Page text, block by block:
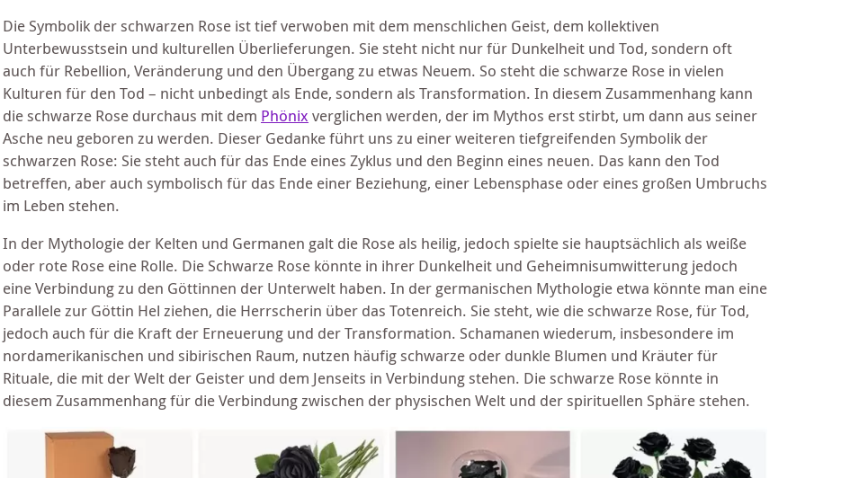
Die Symbolik der schwarzen Rose ist tief verwoben mit dem menschlichen Geist, dem kollektiven
Unterbewusstsein und kulturellen Überlieferungen. Sie steht nicht nur für Dunkelheit und Tod, sondern oft
auch für Rebellion, Veränderung und den Übergang zu etwas Neuem. So steht die schwarze Rose in vielen
Kulturen für den Tod – nicht unbedingt als Ende, sondern als Transformation. In diesem Zusammenhang kann
die schwarze Rose durchaus mit dem Phönix verglichen werden, der im Mythos erst stirbt, um dann aus seiner
Asche neu geboren zu werden. Dieser Gedanke führt uns zu einer weiteren tiefgreifenden Symbolik der
schwarzen Rose: Sie steht auch für das Ende eines Zyklus und den Beginn eines neuen. Das kann den Tod
betreffen, aber auch symbolisch für das Ende einer Beziehung, einer Lebensphase oder eines großen Umbruchs
im Leben stehen.
In der Mythologie der Kelten und Germanen galt die Rose als heilig, jedoch spielte sie hauptsächlich als weiße
oder rote Rose eine Rolle. Die Schwarze Rose könnte in ihrer Dunkelheit und Geheimnisumwitterung jedoch
eine Verbindung zu den Göttinnen der Unterwelt haben. In der germanischen Mythologie etwa könnte man eine
Parallele zur Göttin Hel ziehen, die Herrscherin über das Totenreich. Sie steht, wie die schwarze Rose, für Tod,
jedoch auch für die Kraft der Erneuerung und der Transformation. Schamanen wiederum, insbesondere im
nordamerikanischen und sibirischen Raum, nutzen häufig schwarze oder dunkle Blumen und Kräuter für
Rituale, die mit der Welt der Geister und dem Jenseits in Verbindung stehen. Die schwarze Rose könnte in
diesem Zusammenhang für die Verbindung zwischen der physischen Welt und der spirituellen Sphäre stehen.